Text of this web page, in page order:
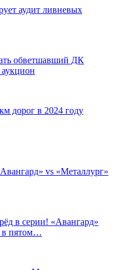
аудит ливневых
обветшавший ДК
дорог в 2024 году
vs «Металлург»
в серии! «Авангард»
в пятом…